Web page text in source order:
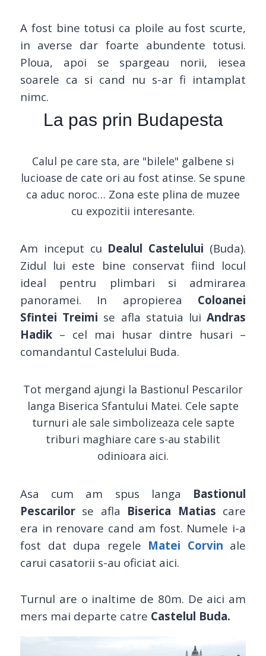
A fost bine totusi ca ploile au fost scurte,
in averse dar foarte abundente totusi.
Ploua, apoi se spargeau norii, iesea
soarele ca si cand nu s-ar fi intamplat
nimc.
La pas prin Budapesta
Calul pe care sta, are "bilele" galbene si
lucioase de cate ori au fost atinse. Se spune
ca aduc noroc… Zona este plina de muzee
cu expozitii interesante.
Am inceput cu Dealul Castelului (Buda).
Zidul lui este bine conservat fiind locul
ideal pentru plimbari si admirarea
panoramei. In apropierea Coloanei
Sfintei Treimi se afla statuia luiAndras
Hadik – cel mai husar dintre husari –
comandantul Castelului Buda.
Tot mergand ajungi la Bastionul Pescarilor
langa Biserica Sfantului Matei. Cele sapte
turnuri ale sale simbolizeaza cele sapte
triburi maghiare care s-au stabilit
odinioara aici.
Asa cum am spus langa Bastionul
Pescarilor se afla Biserica Matias care
era in renovare cand am fost. Numele i-a
fost dat dupa regele Matei Corvin ale
carui casatorii s-au oficiat aici.
Turnul are o inaltime de 80m. De aici am
mers mai departe catre Castelul Buda.